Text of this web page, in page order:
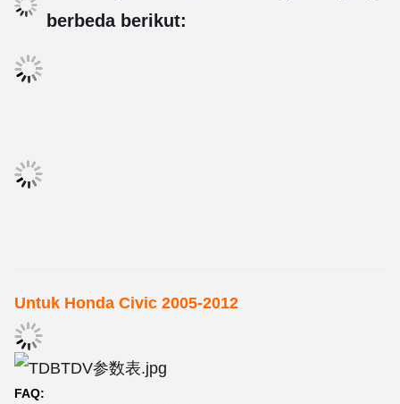
berbeda berikut:
Untuk Honda Civic 2005-2012
FAQ: